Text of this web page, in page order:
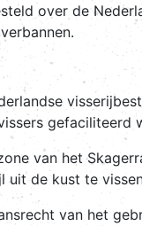
over de
gefaciliteerd
van het
uit de kust te
van het